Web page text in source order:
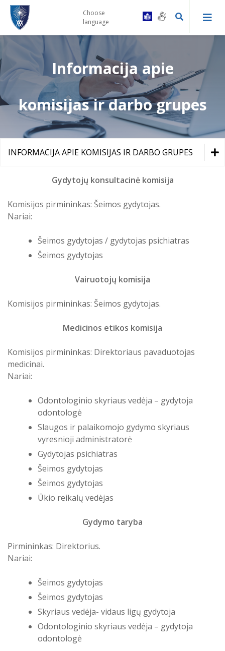
Kaip tapti Centro pacientu
Gydytojų konsultacinės komisijos
tvarka
Vairuotojų komisijos tvarka
Bendrosios praktikos slaugytojų
sudėtingus poreikius turintiems
Profilaktinio (ikigydytojinio) kabineto
darbo laikas ir funkcijos Druskininkų
PSPC
Druskininkų PSPC registratūra ir
gydytojų kabinetai
Leipalingio ambulatorija
Viečiūnų ambulatorija
Kalviškių kabinetas
Laukimo eilėje laikas
Atostogaujantys ir sergantys
darbuotojai
Prevencinės programos
Skiepai
Bendradarbiavimas su VSB
Choose
language
Informacija apie
komisijas ir darbo grupes
INFORMACIJA APIE KOMISIJAS IR DARBO GRUPES
Įstaigos valdymo struktūros schema
Vadovų darbotvarkės
Darbuotojų atliekamos funkcijos ir specialieji
aptarnavimą, kontaktinė informacija
Informacija apie įstaigos struktūrinius padalinius
Informacija apie komisijas ir darbo grupes
Gydytojų konsultacinė komisija
Komisijos pirmininkas: Šeimos gydytojas.
Nariai:
Šeimos gydytojas / gydytojas psichiatras
Šeimos gydytojas
Vairuotojų komisija
Komisijos pirmininkas: Šeimos gydytojas.
Medicinos etikos komisija
Komisijos pirmininkas: Direktoriaus pavaduotojas
medicinai.
Nariai:
Odontologinio skyriaus vedėja – gydytoja
odontologė
Slaugos ir palaikomojo gydymo skyriaus
vyresnioji administratorė
Gydytojas psichiatras
Šeimos gydytojas
Šeimos gydytojas
Ūkio reikalų vedėjas
Gydymo taryba
Pirmininkas: Direktorius.
Nariai:
Šeimos gydytojas
Šeimos gydytojas
Skyriaus vedėja- vidaus ligų gydytoja
Odontologinio skyriaus vedėja – gydytoja
odontologė